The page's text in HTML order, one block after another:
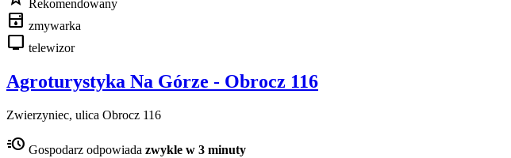
Rekomendowany
dishwasher zmywarka
tv telewizor
Agroturystyka Na Górze - Obrocz 116
Zwierzyniec, ulica Obrocz 116
acute Gospodarz odpowiada zwykle w 3 minuty